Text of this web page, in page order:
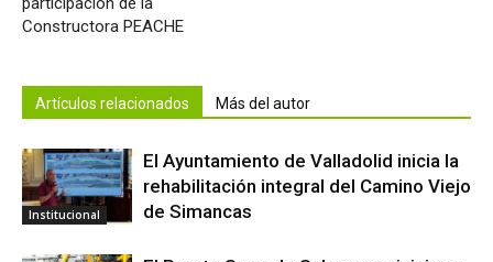
Constructora PEACHE
Artículos relacionados Más del autor
Institucional
El Ayuntamiento de Valladolid inicia la
rehabilitación integral del Camino Viejo
de Simancas